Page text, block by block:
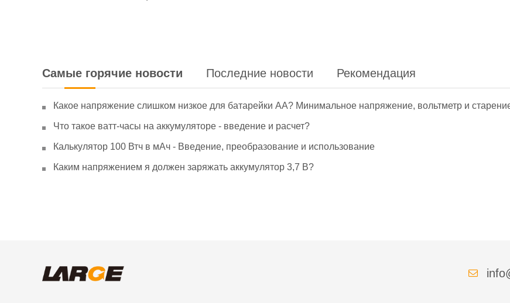
Самые горячие новости Последние новости Рекомендация
Какое напряжение слишком низкое для батарейки АА? Минимальное напряжение, вольтметр и
Что такое ватт-часы на аккумуляторе - введение и расчет?
Калькулятор 100 Втч в мАч - Введение, преобразование и использование
Каким напряжением я должен заряжать аккумулятор 3,7 В?